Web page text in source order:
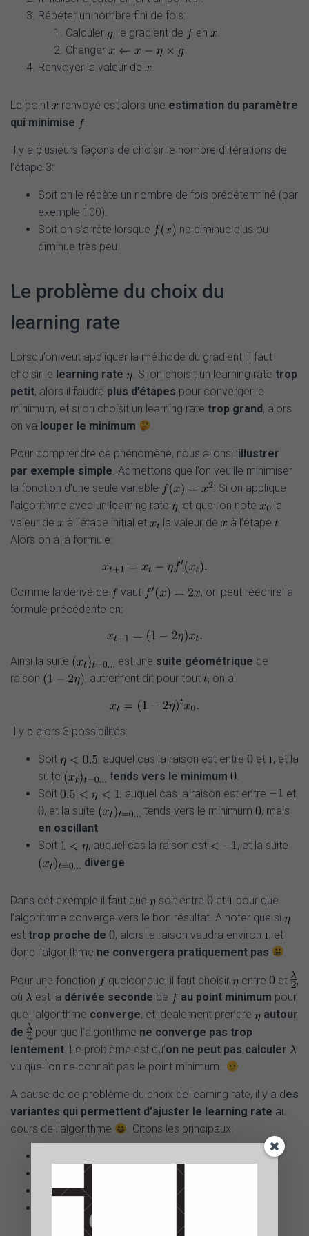
Répéter un nombre fini de fois:
Calculer
, le gradient de en
.
Changer
.
Renvoyer la valeur de
.
Le point renvoyé est alors une estimation du paramètre
qui minimise
.
Il y a plusieurs façons de choisir le nombre d’itérations de
l’étape 3:
Soit on le répète un nombre de fois prédéterminé (par
exemple 100).
Soit on s’arrête lorsque
ne diminue plus ou
diminue très peu.
Le problème du choix du
learning rate
Lorsqu’on veut appliquer la méthode du gradient, il faut
choisir le learning rate . Si on choisit un learning rate trop
petit, alors il faudra plus d’étapes pour converger le
minimum, et si on choisit un learning rate trop grand, alors
on va louper le minimum .
Pour comprendre ce phénomène, nous allons l’illustrer
par exemple simple. Admettons que l’on veuille minimiser
la fonction d’une seule variable
. Si on applique
l’algorithme avec un learning rate
, et que l’on note
la
valeur de
à l’étape initial et la valeur de à l’étape
.
Alors on a la formule:
Comme la dérivé de vaut
, on peut réécrire la
formule précédente en:
Ainsi la suite est une suite géométrique de
raison
, autrement dit pour tout , on a:
Il y a alors 3 possibilités:
Soit , auquel cas la raison est entre et
, et la
suite
tends vers le minimum
Soit
, auquel cas la raison est entre
et
, et la suite
tends vers le minimum
, mais
en oscillant
Soit
, auquel cas la raison est
, et la suite
diverge
Dans cet exemple il faut que soit entre et
pour que
l’algorithme converge vers le bon résultat. A noter que si
est trop proche de , alors la raison vaudra environ
, et
donc l’algorithme ne convergera pratiquement pas
Pour une fonction quelconque, il faut choisir entre et
,
où
est la dérivée seconde de au point minimum pour
que l’algorithme converge, et idéalement prendre
autour
de
pour que l’algorithme ne converge pas trop
lentement. Le problème est qu’on ne peut pas calculer
vu que l’on ne connaît pas le point minimum…
A cause de ce problème du choix de learning rate, il y a des
variantes qui permettent d’ajuster le learning rate au
cours de l’algorithme
. Citons les principaux:
RMSProp (Root Mean Square Propagation).
AdaGrad (Adaptative Gradient).
Adam (Adaptative moment Estimation).